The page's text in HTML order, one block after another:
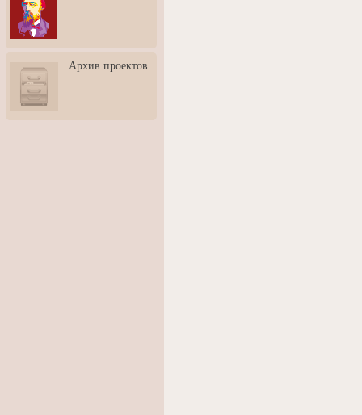
3: Обусловленности
человека и их влияние на
карьеру
скульптором Дмитрием
Тугариновым
АртБульвар в День города
Архив проектов